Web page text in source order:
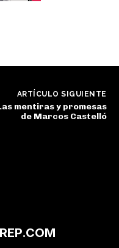
ARTÍCULO SIGUIENTE
mentiras y promesas
de Marcos Castelló